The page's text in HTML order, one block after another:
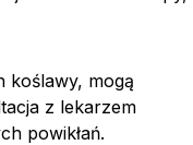
koślawy, mogą
z lekarzem
powikłań.